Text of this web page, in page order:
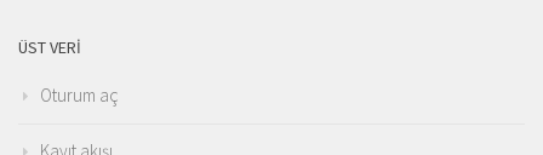
ÜST VERI
Oturum aç